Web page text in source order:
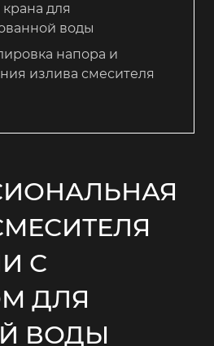
для
воды
напора и
излива смесителя
С
ДЛЯ
ВОДЫ